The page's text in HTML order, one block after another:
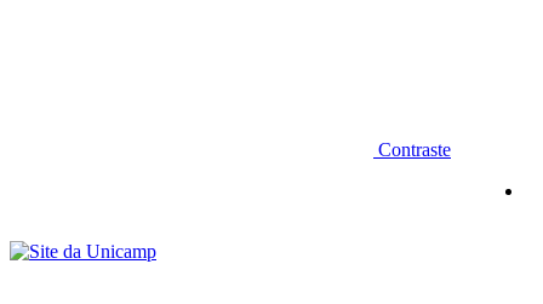
Contraste